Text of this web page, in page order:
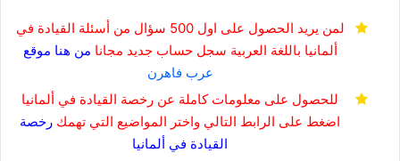
لمن يريد الحصول على اول 500 سؤال من أسئلة القيادة في
ألمانيا باللغة العربية سجل حساب جديد مجانا من هنا موقع
عرب فاهرن
للحصول على معلومات كاملة عن رخصة القيادة في ألمانيا
اضغط على الرابط التالي واختر المواضيع التي تهمك رخصة
القيادة في ألمانيا